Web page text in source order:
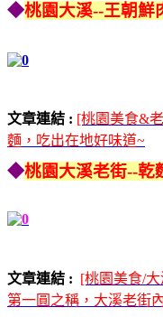
◆桃園大溪--王朝鮮
文章連結 : [桃園美食&
麵，吃出在地好味道~
◆桃園大溪老街--乾
文章連結 : [桃園美食/
第一圓之稱，大溪老街